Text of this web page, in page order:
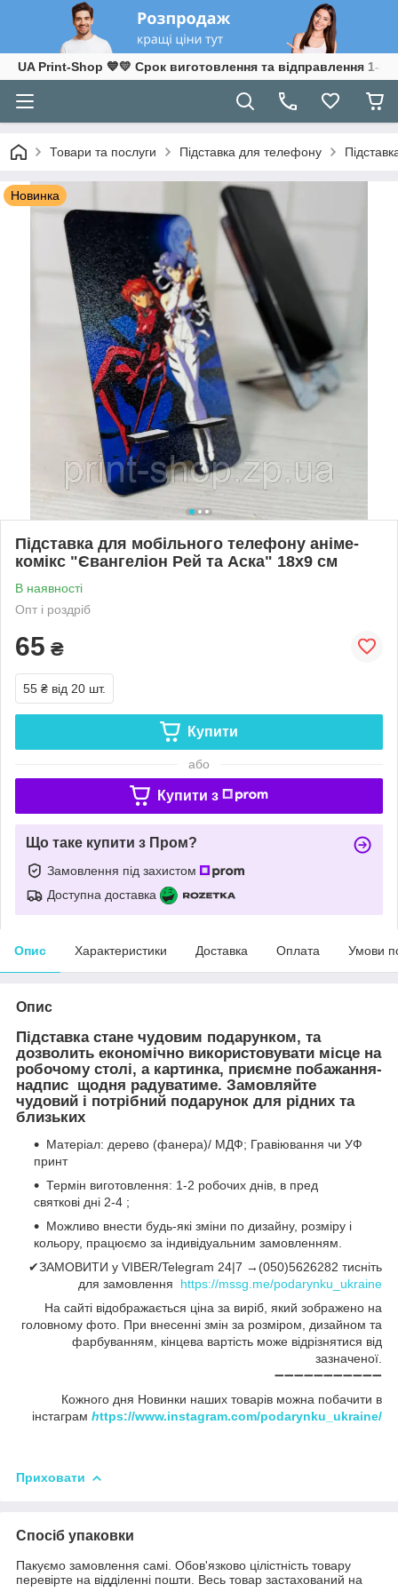
UA Print-Shop ​💙💛 Срок виготовлення та відправлення 1-3
Товари та послуги Підставка для телефону
Новинка
Підставка для мобільного телефону аніме-
комікс "Євангеліон Рей та Аска" 18х9 см
В наявності
Опт і роздріб
65 ₴
55 ₴ від 20 шт.
Купити
або
Купити з
Що таке купити з Пром?
Замовлення під захистом
Доступна доставка
Опис Характеристики Доставка Оплата Умови
Опис
Підставка стане чудовим подарунком, та
дозволить економічно використовувати місце на
робочому столі, а картинка, приємне побажання-
надпис щодня радуватиме. Замовляйте
чудовий і потрібний подарунок для рідних та
близьких
Матеріал: дерево (фанера)/ МДФ; Гравіювання чи УФ
принт
Термін виготовлення: 1-2 робочих днів, в пред
святкові дні 2-4 ;
Можливо внести будь-які зміни по дизайну, розміру і
кольору, працюємо за індивідуальним замовленням.
✔ЗАМОВИТИ у VIBER/Telegram 24|7 →(050)5626282 тисніть
для замовлення https://mssg.me/podarynku_ukraine
На сайті відображається ціна за виріб, який зображено на
головному фото. При внесенні змін за розміром, дизайном та
фарбуванням, кінцева вартість може відрізнятися від
зазначеної.
➖➖➖➖➖➖➖➖➖➖➖
Кожного дня Новинки наших товарів можна побачити в
інстаграм https://www.instagram.com/podarynku_ukraine/
Приховати
Спосіб упаковки
Пакуємо замовлення самі. Обов'язково цілістність товару
перевірте на відділенні пошти. Весь товар застахований на